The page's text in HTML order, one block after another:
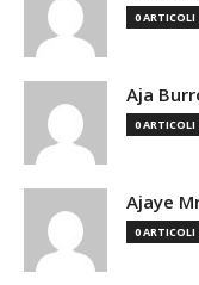
0 ARTICOLI
Aja
0 ARTICOLI
Ajaye
0 ARTICOLI